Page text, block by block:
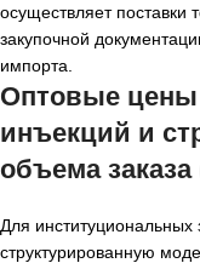
осуществляет поставки
закупочной
импорта.
Оптовые
инъекций и
объема заказа
Для
структурированную